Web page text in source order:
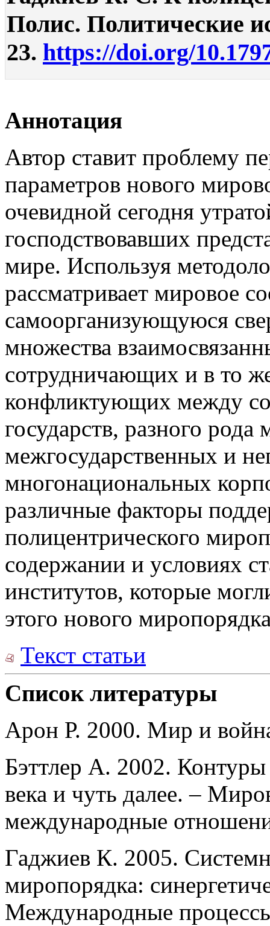
Полис. Политические
23. https://doi.org/
Аннотация
Автор ставит проблему
параметров нового
очевидной сегодня
господствовавших
мире. Используя
рассматривает мировое
самоорганизующуюся
множества
сотрудничающих и в то
конфликтующих между
государств, разного
межгосударственных и
многонациональных
различные факторы
полицентрического
содержании и условиях
институтов, которые
этого нового
Текст статьи
Список литературы
Арон Р. 2000. Мир и
Бэттлер А. 2002.
века и чуть далее. –
международные
Гаджиев К. 2005.
миропорядка:
Международные